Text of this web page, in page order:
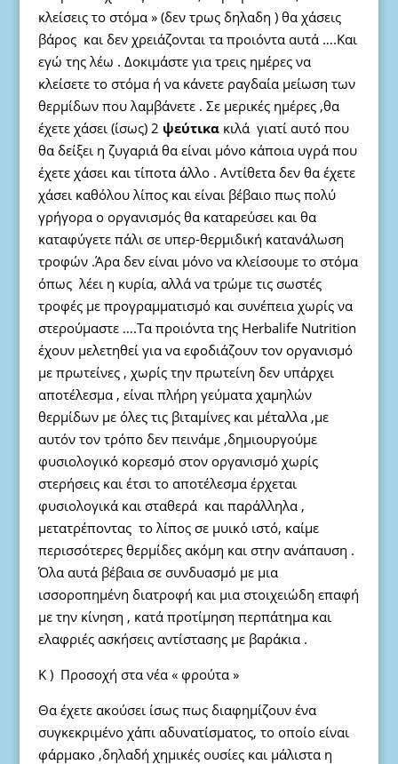
κλείσεις το στόμα » (δεν τρως δηλαδη ) θα χάσεις
βάρος και δεν χρειάζονται τα προιόντα αυτά ….Και
εγώ της λέω . Δοκιμάστε για τρεις ημέρες να
κλείσετε το στόμα ή να κάνετε ραγδαία μείωση των
θερμίδων που λαμβάνετε . Σε μερικές ημέρες ,θα
έχετε χάσει (ίσως) 2 ψεύτικα κιλά γιατί αυτό που
θα δείξει η ζυγαριά θα είναι μόνο κάποια υγρά που
έχετε χάσει και τίποτα άλλο . Αντίθετα δεν θα έχετε
χάσει καθόλου λίπος και είναι βέβαιο πως πολύ
γρήγορα ο οργανισμός θα καταρεύσει και θα
καταφύγετε πάλι σε υπερ-θερμιδική κατανάλωση
τροφών .Άρα δεν είναι μόνο να κλείσουμε το στόμα
όπως λέει η κυρία, αλλά να τρώμε τις σωστές
τροφές με προγραμματισμό και συνέπεια χωρίς να
στερούμαστε ….Τα προιόντα της Herbalife Nutrition
έχουν μελετηθεί για να εφοδιάζουν τον οργανισμό
με πρωτείνες , χωρίς την πρωτείνη δεν υπάρχει
αποτέλεσμα , είναι πλήρη γεύματα χαμηλών
θερμίδων με όλες τις βιταμίνες και μέταλλα ,με
αυτόν τον τρόπο δεν πεινάμε ,δημιουργούμε
φυσιολογικό κορεσμό στον οργανισμό χωρίς
στερήσεις και έτσι το αποτέλεσμα έρχεται
φυσιολογικά και σταθερά και παράλληλα ,
μετατρέποντας το λίπος σε μυικό ιστό, καίμε
περισσότερες θερμίδες ακόμη και στην ανάπαυση .
Όλα αυτά βέβαια σε συνδυασμό με μια
ισσοροπημένη διατροφή και μια στοιχειώδη επαφή
με την κίνηση , κατά προτίμηση περπάτημα και
ελαφριές ασκήσεις αντίστασης με βαράκια .
Κ ) Προσοχή στα νέα « φρούτα »
Θα έχετε ακούσει ίσως πως διαφημίζουν ένα
συγκεκριμένο χάπι αδυνατίσματος, το οποίο είναι
φάρμακο ,δηλαδή χημικές ουσίες και μάλιστα η